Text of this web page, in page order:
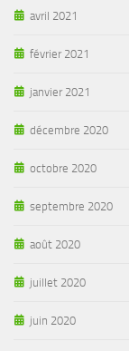
avril 2021
février 2021
janvier 2021
décembre 2020
octobre 2020
septembre 2020
août 2020
juillet 2020
juin 2020